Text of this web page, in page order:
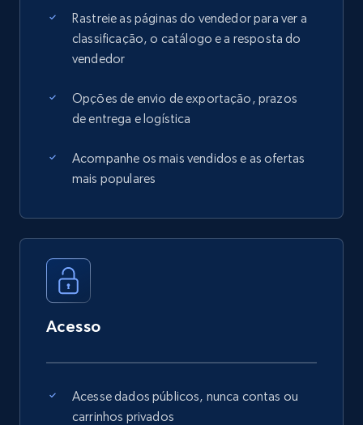
Rastreie as páginas do vendedor para ver a
classificação, o catálogo e a resposta do
vendedor
Opções de envio de exportação, prazos
de entrega e logística
Acompanhe os mais vendidos e as ofertas
mais populares
Acesso
Acesse dados públicos, nunca contas ou
carrinhos privados